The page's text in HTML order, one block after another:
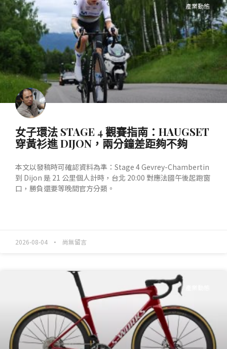
產業動態
女子環法 STAGE 4 觀賽指南：HAUGSET
穿黃衫進 DIJON，兩分鐘差距夠不夠
本文以發稿時可確認資料為準：Stage 4 Gevrey-Chambertin
到 Dijon 是 21 公里個人計時，台北 20:00 對應法國午後起跑窗
口，勝負還要等晚間官方分類。
2026-08-04 尚無留言